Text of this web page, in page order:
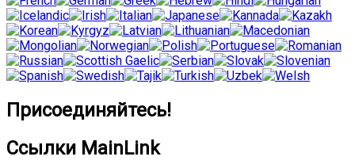
Присоединяйтесь!
Ссылки MainLink